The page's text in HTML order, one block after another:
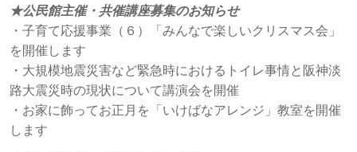
★公民館主催・共催講座募集のお知らせ
・子育て応援事業（６）「みんなで楽しいクリスマス会」
を開催します
・大規模地震災害など緊急時におけるトイレ事情と阪神淡
路大震災時の現状について講演会を開催
・お家に飾ってお正月を「いけばなアレンジ」教室を開催
します